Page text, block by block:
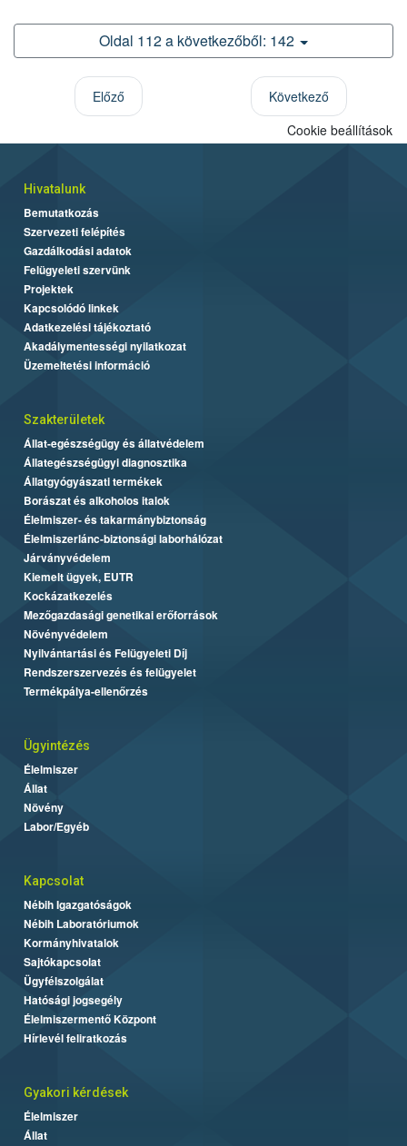
Oldal 112 a következőből: 142
Előző
Következő
Cookie beállítások
Hivatalunk
Bemutatkozás
Szervezeti felépítés
Gazdálkodási adatok
Felügyeleti szervünk
Projektek
Kapcsolódó linkek
Adatkezelési tájékoztató
Akadálymentességi nyilatkozat
Üzemeltetési információ
Szakterületek
Állat-egészségügy és állatvédelem
Állategészségügyi diagnosztika
Állatgyógyászati termékek
Borászat és alkoholos italok
Élelmiszer- és takarmánybiztonság
Élelmiszerlánc-biztonsági laborhálózat
Járványvédelem
Kiemelt ügyek, EUTR
Kockázatkezelés
Mezőgazdasági genetikai erőforrások
Növényvédelem
Nyilvántartási és Felügyeleti Díj
Rendszerszervezés és felügyelet
Termékpálya-ellenőrzés
Ügyintézés
Élelmiszer
Állat
Növény
Labor/Egyéb
Kapcsolat
Nébih Igazgatóságok
Nébih Laboratóriumok
Kormányhivatalok
Sajtókapcsolat
Ügyfélszolgálat
Hatósági jogsegély
Élelmiszermentő Központ
Hírlevél feliratkozás
Gyakori kérdések
Élelmiszer
Állat